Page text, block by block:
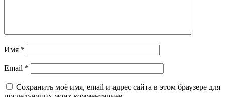
Имя *
Email *
Сохранить моё имя, email и адрес сайта в этом браузере для